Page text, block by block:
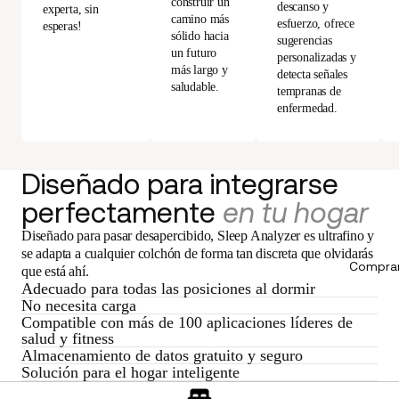
experta, sin
esperas!
camino más
sólido hacia
un futuro
más largo y
saludable.
descanso y
esfuerzo, ofrece
sugerencias
personalizadas y
detecta señales
tempranas de
enfermedad.
Diseñado para integrarse
perfectamente en tu hogar
Diseñado para pasar desapercibido, Sleep Analyzer es ultrafino y
se adapta a cualquier colchón de forma tan discreta que olvidarás
que está ahí.
Adecuado para todas las posiciones al dormir
No necesita carga
Compatible con más de 100 aplicaciones líderes de
salud y fitness
Almacenamiento de datos gratuito y seguro
Solución para el hogar inteligente